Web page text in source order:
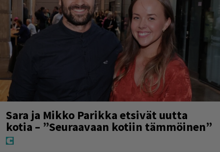
Sara ja Mikko Parikka etsivät uutta
kotia – ”Seuraavaan kotiin tämmöinen”